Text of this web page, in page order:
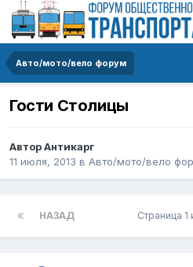
Авто/мото/вело форум
Гости Столицы
АвторАнтикарг
11 июля, 2013 в Авто/мото/вело
НАЗАД Страница 1